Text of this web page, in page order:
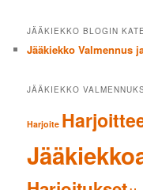
JÄÄKIEKKO BLOGIN
Jääkiekko Valmennus
JÄÄKIEKKO
Harjoite